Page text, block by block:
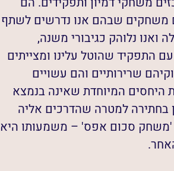
משחקים שבהם אנו נדרשים לשתף
ואנו נלוהק כגיבורי משנה,
התפקיד שהוטל עלינו ומצייתים
שרירותיים והם עשויים
המיוחדת שאינה בנמצא
בחתירה למטרה שהדרכים אליה
'משחק סכום אפס' – משמעותו היא